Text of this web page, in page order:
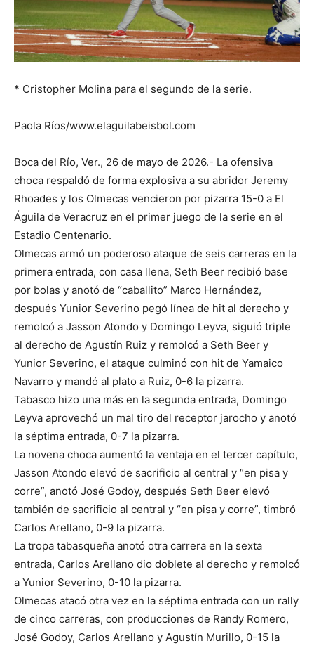
* Cristopher Molina para el segundo de la serie.
Paola Ríos/www.elaguilabeisbol.com
Boca del Río, Ver., 26 de mayo de 2026.- La ofensiva
choca respaldó de forma explosiva a su abridor Jeremy
Rhoades y los Olmecas vencieron por pizarra 15-0 a El
Águila de Veracruz en el primer juego de la serie en el
Estadio Centenario.
Olmecas armó un poderoso ataque de seis carreras en la
primera entrada, con casa llena, Seth Beer recibió base
por bolas y anotó de “caballito” Marco Hernández,
después Yunior Severino pegó línea de hit al derecho y
remolcó a Jasson Atondo y Domingo Leyva, siguió triple
al derecho de Agustín Ruiz y remolcó a Seth Beer y
Yunior Severino, el ataque culminó con hit de Yamaico
Navarro y mandó al plato a Ruiz, 0-6 la pizarra.
Tabasco hizo una más en la segunda entrada, Domingo
Leyva aprovechó un mal tiro del receptor jarocho y anotó
la séptima entrada, 0-7 la pizarra.
La novena choca aumentó la ventaja en el tercer capítulo,
Jasson Atondo elevó de sacrificio al central y “en pisa y
corre”, anotó José Godoy, después Seth Beer elevó
también de sacrificio al central y “en pisa y corre”, timbró
Carlos Arellano, 0-9 la pizarra.
La tropa tabasqueña anotó otra carrera en la sexta
entrada, Carlos Arellano dio doblete al derecho y remolcó
a Yunior Severino, 0-10 la pizarra.
Olmecas atacó otra vez en la séptima entrada con un rally
de cinco carreras, con producciones de Randy Romero,
José Godoy, Carlos Arellano y Agustín Murillo, 0-15 la